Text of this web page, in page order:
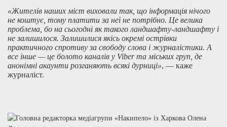
«Жителів наших міст виховали так, що інформація нічого
не коштує, тому платити за неї не потрібно. Це велика
проблема, бо на сьогодні як такого ландшафту-ландшафту і
не залишилося. Залишилися якісь окремі острівки
практичного спротиву за свободу слова і журналістики. А
все інше — це болото каналів у Viber та міських груп, де
анонімні акаунти розганяють всякі дурниці», — каже
журналіст.